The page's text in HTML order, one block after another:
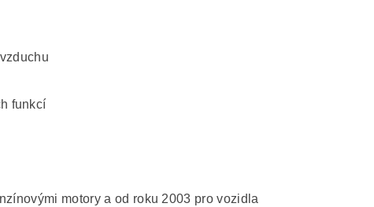
funkcí
motory a od roku 2003 pro vozidla